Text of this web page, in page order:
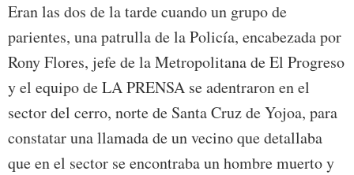
Eran las dos de la tarde cuando un grupo de
parientes, una patrulla de la Policía, encabezada por
Rony Flores, jefe de la Metropolitana de El Progreso
y el equipo de LA PRENSA se adentraron en el
sector del cerro, norte de Santa Cruz de Yojoa, para
constatar una llamada de un vecino que detallaba
que en el sector se encontraba un hombre muerto y